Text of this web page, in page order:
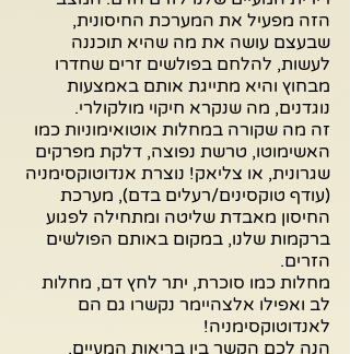
הזה מפעיל את המערכת החיסונית,
שבעצם עושה את מה שהיא תוכננה
לעשות, להלחם בפולשים זרים שחדרו
מבחוץ והיא מתייגת אותם באמצעות
נוגדנים, מה שנקרא חיקוי מולקולרי.
זה מה שקורה במחלות אוטואימוניות כמו
האשימוטו, טרשת נפוצה, דלקת מפרקים
שגרונית, או צליאק! נוצרת אנדוטוקסימניה
(עודף טוקסינים/רעלים בדם), מערכת
החיסון מאבדת שליטה ומתחילה לפגוע
ברקמות שלנו, במקום באותם הפולשים
הזרים.
מחלות כמו סוכרת, יתר לחץ דם, מחלות
לב ואפילו אלצהיימר נקשרו גם הם
לאנדוטוקסימניה!
הנה לכם הקשר בין בריאות המעיים,